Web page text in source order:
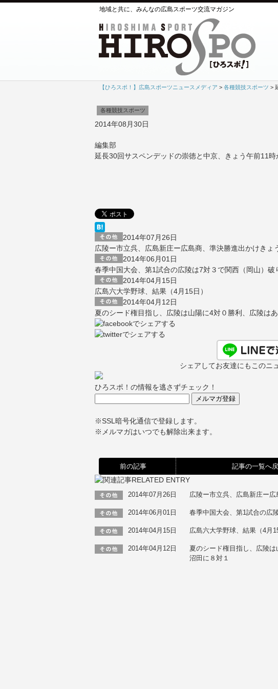
地域と共に、みんなの広島スポーツ交流マガジン
【ひろスポ！】広島スポーツニュースメディア > 各種競技スポーツ >
各種競技スポーツ
2014年08月30日
編集部
延長30回サスペンデッドの崇徳と中京、きょう午前11時
2014年07月26日
広陵ー市立呉、広島新庄ー広島商、準決勝進出かけきょ
2014年06月01日
春季中国大会、第1試合の広陵は7対３で関西（岡山）破
2014年04月15日
広島六大学野球、結果（4月15日）
2014年04月12日
夏のシード権目指し、広陵は山陽に4対０勝利、広陵は
シェアしてお友達にもこのニ
ひろスポ！の情報を逃さずチェック！
※SSL暗号化通信で登録します。
※メルマガはいつでも解除出来ます。
前の記事 記事の一覧へ
2014年07月26日 広陵ー市立呉、広島新庄ー広
2014年06月01日 春季中国大会、第1試合の広
2014年04月15日 広島六大学野球、結果（4月
2014年04月12日
夏のシード権目指し、広陵
沼田に８対１